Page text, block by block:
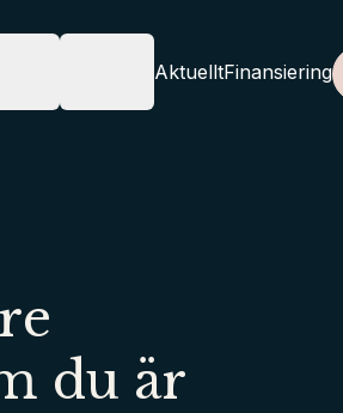
OM OSS
AktuelltFinansiering
du är